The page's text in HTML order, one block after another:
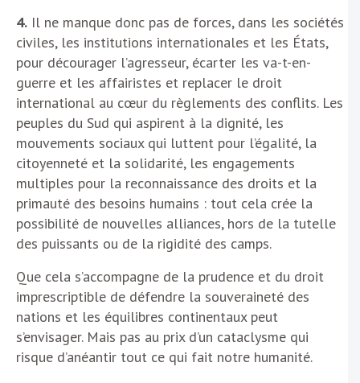
4. Il ne manque donc pas de forces, dans les sociétés
civiles, les institutions internationales et les États,
pour décourager l’agresseur, écarter les va-t-en-
guerre et les affairistes et replacer le droit
international au cœur du règlements des conflits. Les
peuples du Sud qui aspirent à la dignité, les
mouvements sociaux qui luttent pour l’égalité, la
citoyenneté et la solidarité, les engagements
multiples pour la reconnaissance des droits et la
primauté des besoins humains : tout cela crée la
possibilité de nouvelles alliances, hors de la tutelle
des puissants ou de la rigidité des camps.
Que cela s’accompagne de la prudence et du droit
imprescriptible de défendre la souveraineté des
nations et les équilibres continentaux peut
s’envisager. Mais pas au prix d’un cataclysme qui
risque d’anéantir tout ce qui fait notre humanité.